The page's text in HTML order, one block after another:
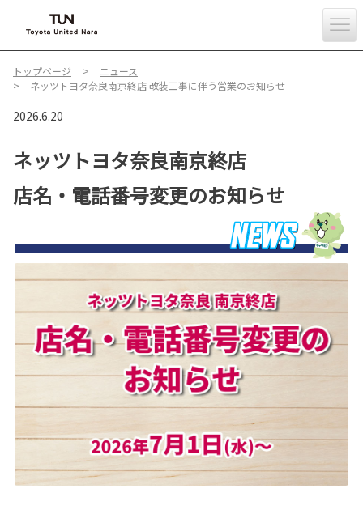
トップページ
ニュース
ネッツトヨタ奈良南京終店 改装工事に伴う営業のお知らせ
2026.6.20
ネッツトヨタ奈良南京終店
店名・電話番号変更のお知らせ